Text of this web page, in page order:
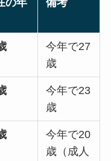
今年で27
歳
今年で23
歳
今年で20
歳（成人